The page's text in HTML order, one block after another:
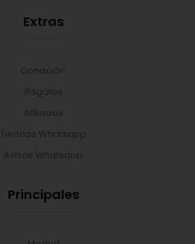
Extras
Donación
Regalos
Afiliados
Tiendas Whatsapp
Avisos Whatsapp
Principales